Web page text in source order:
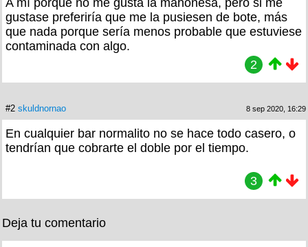
A mí porque no me gusta la mahonesa, pero si me
gustase preferiría que me la pusiesen de bote, más
que nada porque sería menos probable que estuviese
contaminada con algo.
2
#2 skuldnornao 8 sep 2020, 16:29
En cualquier bar normalito no se hace todo casero, o
tendrían que cobrarte el doble por el tiempo.
3
Deja tu comentario